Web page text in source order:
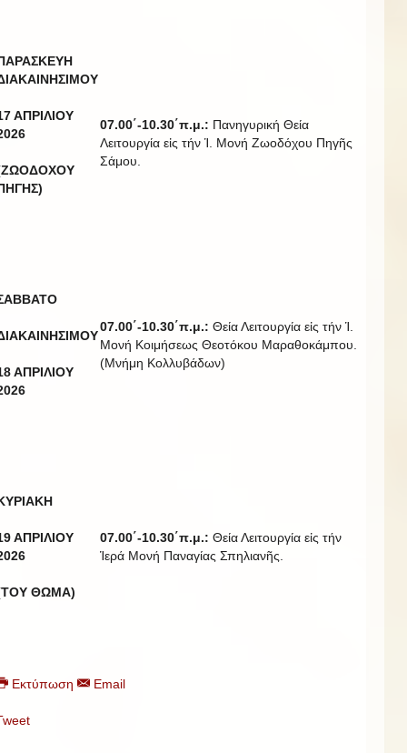
ΑΠΡΙΛΙΟΥ
26
07.00΄-10.30΄π.μ.: Πανηγυρική Θεία
Λειτουργία εἰς τήν Ἱ. Μονή Ζωοδόχου Πηγῆς
Σάμου.
ΑΠΡΙΛΙΟΥ
26
07.00΄-10.30΄π.μ.: Θεία Λειτουργία εἰς τήν Ἱ.
Μονή Κοιμήσεως Θεοτόκου Μαραθοκάμπου.
(Μνήμη Κολλυβάδων)
ΑΠΡΙΛΙΟΥ
26
ΘΩΜΑ)
07.00΄-10.30΄π.μ.: Θεία Λειτουργία εἰς τήν
Ἱερά Μονή Παναγίας Σπηλιανῆς.
Εκτύπωση Email